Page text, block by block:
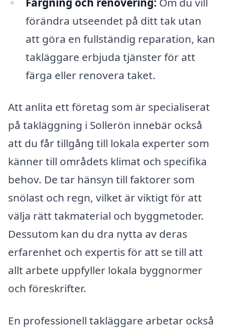
förändra utseendet på ditt tak utan
att göra en fullständig reparation, kan
takläggare erbjuda tjänster för att
färga eller renovera taket.
Att anlita ett företag som är specialiserat
på takläggning i Sollerön innebär också
att du får tillgång till lokala experter som
känner till områdets klimat och specifika
behov. De tar hänsyn till faktorer som
snölast och regn, vilket är viktigt för att
välja rätt takmaterial och byggmetoder.
Dessutom kan du dra nytta av deras
erfarenhet och expertis för att se till att
allt arbete uppfyller lokala byggnormer
och föreskrifter.
En professionell takläggare arbetar också